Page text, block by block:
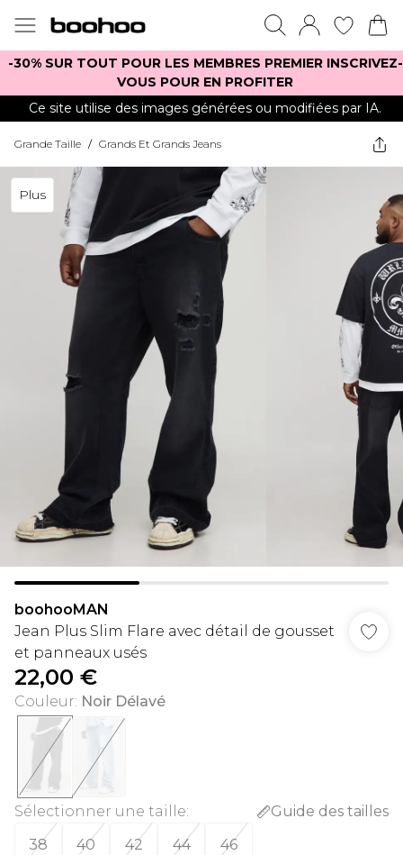
-30% SUR TOUT POUR LES MEMBRES PREMIER INSCRIVEZ-
VOUS POUR EN PROFITER
Ce site utilise des images générées ou modifiées par IA.
Grande Taille / Grands Et Grands Jeans
Plus
boohooMAN
Jean Plus Slim Flare avec détail de gousset
et panneaux usés
22,00 €
Couleur: Noir Délavé
Sélectionner une taille:
Guide des tailles
38
40 42 44 46